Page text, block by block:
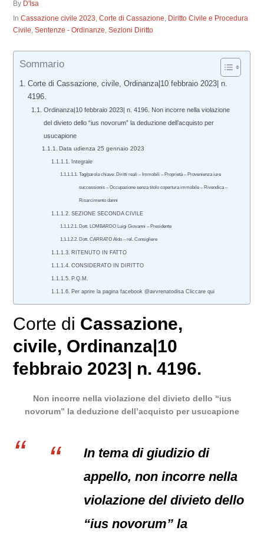
By D'Isa
InCassazione civile 2023,Corte di Cassazione, Diritto Civile e Procedura
Civile,Sentenze - Ordinanze,Sezioni Diritto
Sommario
Corte di Cassazione, civile, Ordinanza|10 febbraio 2023| n.
4196.
Ordinanza|10 febbraio 2023| n. 4196. Non incorre nella violazione
del divieto dello “ius novorum” la deduzione dell’acquisto per
usucapione
Data udienza 25 gennaio 2023
Integrale
Tag/parola chiave: Diritti reali – Immobili – Proprietà – Provenienza iure
successionis – Occupazione senza titolo copertura immobile – Rivendica –
Risarcimento danni
SEZIONE SECONDA CIVILE
Dott. LOMBARDO Luigi Giovanni – Presidente
Dott. CARRATO Aldo – rel. Consigliere
RITENUTO IN FATTO
CONSIDERATO IN DIRITTO
P.Q.M.
Per aprire la pagina facebook @avvrenatodisa Cliccare qui
Corte di Cassazione,
civile, Ordinanza|10
febbraio 2023| n. 4196.
Non incorre nella violazione del divieto dello “ius
novorum” la deduzione dell’acquisto per usucapione
In tema di giudizio di
appello, non incorre nella
violazione del divieto dello
“ius novorum” la